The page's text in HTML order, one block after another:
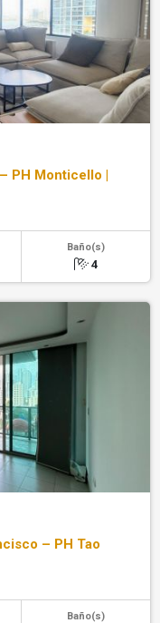
PH Monticello |
Baño(s)
4
– PH Tao
Baño(s)